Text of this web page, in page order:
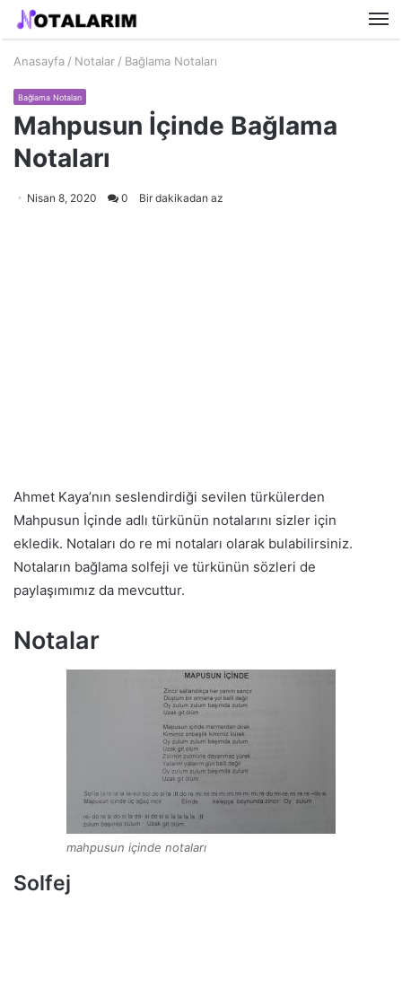
Anasayfa / Notalar / Bağlama Notaları
Bağlama Notaları
Mahpusun İçinde Bağlama
Notaları
Nisan 8, 2020 0 Bir dakikadan az
Ahmet Kaya’nın seslendirdiği sevilen türkülerden
Mahpusun İçinde adlı türkünün notalarını sizler için
ekledik. Notaları do re mi notaları olarak bulabilirsiniz.
Notaların bağlama solfeji ve türkünün sözleri de
paylaşımımız da mevcuttur.
Notalar
mahpusun içinde notaları
Solfej